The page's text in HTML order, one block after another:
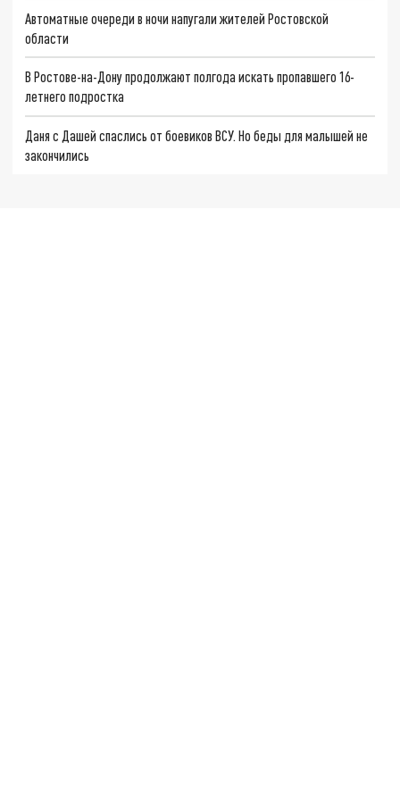
Автоматные очереди в ночи напугали жителей Ростовской
области
В Ростове-на-Дону продолжают полгода искать пропавшего 16-
летнего подростка
Даня с Дашей спаслись от боевиков ВСУ. Но беды для малышей не
закончились